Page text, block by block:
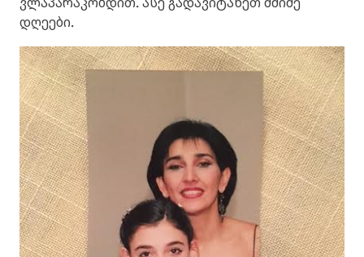
დღეები.